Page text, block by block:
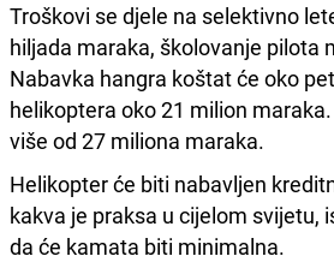
Troškovi se djele na selektivno
hiljada maraka, školovanje pilota
Nabavka hangra koštat će oko
helikoptera oko 21 milion
više od 27 miliona maraka.
Helikopter će biti nabavljen
kakva je praksa u cijelom svijetu,
da će kamata biti minimalna.